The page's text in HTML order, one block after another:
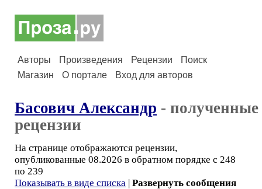
Авторы Произведения Рецензии
Поиск
Магазин
О портале Вход для авторов
Басович Александр - полученные
рецензии
На странице отображаются рецензии,
опубликованные 08.2026 в обратном порядке с 248
по 239
Показывать в виде списка | Развернуть сообщения